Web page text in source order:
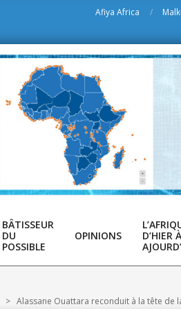
Afiya Africa
BÂTISSEUR
DU
POSSIBLE
OPINIONS
D’HIER À
> Alassane Ouattara reconduit à la tête de